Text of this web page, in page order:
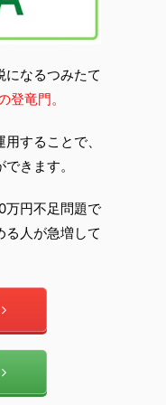
になるつみたて
登竜門。
することで、
きます。
万円不足問題で
る人が急増して